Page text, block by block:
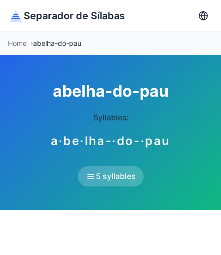
Separador de Sílabas
Home abelha-do-pau
abelha-do-pau
Syllables:
a·be·lha-·do-·pau
5 syllables